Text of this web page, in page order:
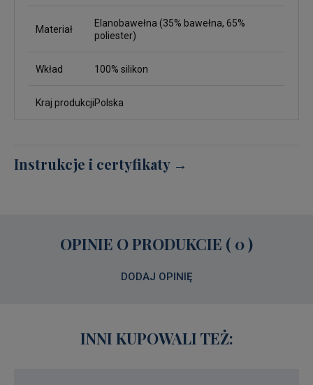
Materiał
Elanobawełna (35% bawełna, 65%
poliester)
Wkład 100% silikon
Kraj produkcjiPolska
Instrukcje i certyfikaty →
OPINIE O PRODUKCIE ( 0 )
DODAJ OPINIĘ
INNI KUPOWALI TEŻ: